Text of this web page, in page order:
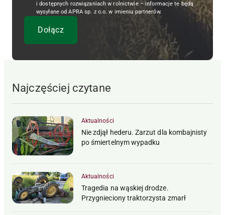
i dostępnych rozwiązaniach w rolnictwie – informacje te będą
wysyłane od APRA sp. z o.o. w imieniu partnerów.
Najczęściej czytane
Aktualności
Nie zdjął hederu. Zarzut dla kombajnisty
po śmiertelnym wypadku
Aktualności
Tragedia na wąskiej drodze.
Przygnieciony traktorzysta zmarł